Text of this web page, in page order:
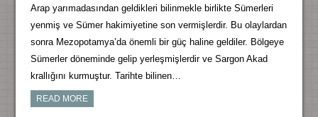
Arap yarımadasından geldikleri bilinmekle birlikte Sümerleri
yenmiş ve Sümer hakimiyetine son vermişlerdir. Bu olaylardan
sonra Mezopotamya’da önemli bir güç haline geldiler. Bölgeye
Sümerler döneminde gelip yerleşmişlerdir ve Sargon Akad
krallığını kurmuştur. Tarihte bilinen…
READ MORE